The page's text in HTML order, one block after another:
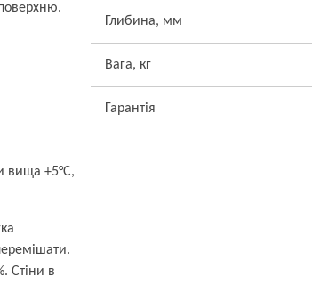
вища +5°С,
Стіни в
Глибина, мм
Вага, кг
Гарантія